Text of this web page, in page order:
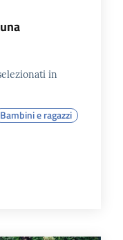
in
Bambini e ragazzi